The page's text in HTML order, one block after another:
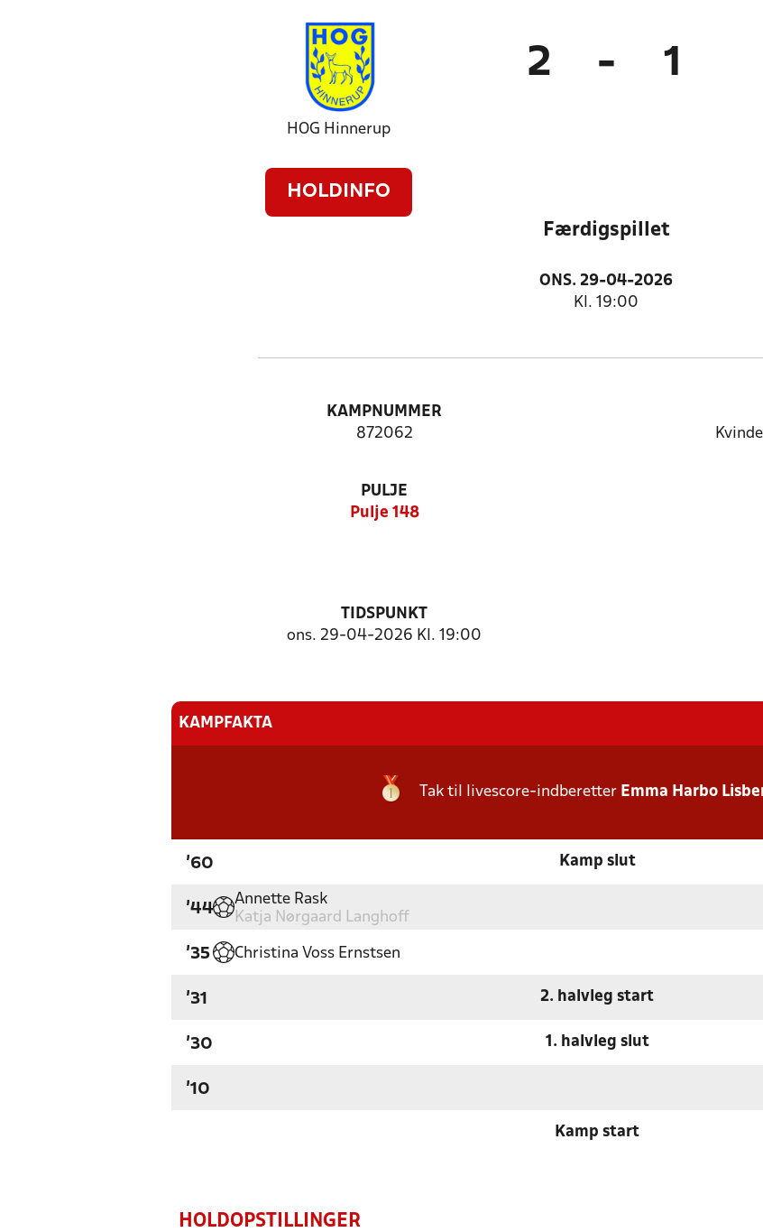
HOG Hinnerup
HOLDINFO
2 - 1
Færdigspillet
ONS. 29-04-2026
Kl. 19:00
KAMPNUMMER
872062
PULJE
Pulje 148
TIDSPUNKT
ons. 29-04-2026 Kl. 19:00
KAMPFAKTA
Tak til livescore-indberetter Emma Harbo
'60 Kamp slut
'44
Annette Rask
Katja Nørgaard Langhoff
'35 Christina Voss Ernstsen
'31 2. halvleg start
'30 1. halvleg slut
'10
Kamp start
HOLDOPSTILLINGER